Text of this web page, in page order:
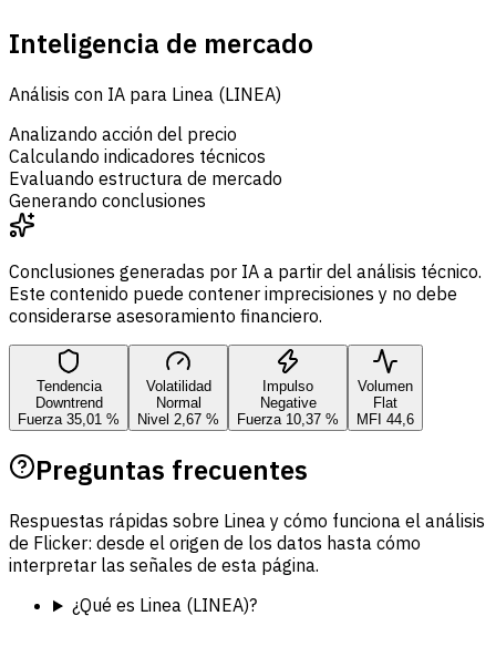
Inteligencia de mercado
Análisis con IA para Linea (LINEA)
Analizando acción del precio
Calculando indicadores técnicos
Evaluando estructura de mercado
Generando conclusiones
Conclusiones generadas por IA a partir del análisis técnico.
Este contenido puede contener imprecisiones y no debe
considerarse asesoramiento financiero.
Tendencia
Downtrend
Fuerza 35,01 %
Volatilidad
Normal
Nivel 2,67 %
Impulso
Negative
Fuerza 10,37 %
Volumen
Flat
MFI 44,6
Preguntas frecuentes
Respuestas rápidas sobre Linea y cómo funciona el análisis
de Flicker: desde el origen de los datos hasta cómo
interpretar las señales de esta página.
¿Qué es Linea (LINEA)?